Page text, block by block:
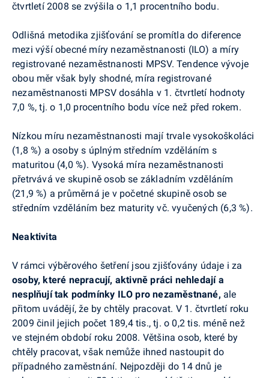
čtvrtletí 2008 se zvýšila o 1,1 procentního bodu.
Odlišná metodika zjišťování se promítla do diference
mezi výší obecné míry nezaměstnanosti (ILO) a míry
registrované nezaměstnanosti MPSV. Tendence vývoje
obou měr však byly shodné, míra registrované
nezaměstnanosti MPSV dosáhla v 1. čtvrtletí hodnoty
7,0 %, tj. o 1,0 procentního bodu více než před rokem.
Nízkou míru nezaměstnanosti mají trvale vysokoškoláci
(1,8 %) a osoby s úplným středním vzděláním s
maturitou (4,0 %). Vysoká míra nezaměstnanosti
přetrvává ve skupině osob se základním vzděláním
(21,9 %) a průměrná je v početné skupině osob se
středním vzděláním bez maturity vč. vyučených (6,3 %).
Neaktivita
V rámci výběrového šetření jsou zjišťovány údaje i za
osoby, které nepracují, aktivně práci nehledají a
nesplňují tak podmínky ILO pro nezaměstnané, ale
přitom uvádějí, že by chtěly pracovat. V 1. čtvrtletí roku
2009 činil jejich počet 189,4 tis., tj. o 0,2 tis. méně než
ve stejném období roku 2008. Většina osob, které by
chtěly pracovat, však nemůže ihned nastoupit do
případného zaměstnání. Nejpozději do 14 dnů je